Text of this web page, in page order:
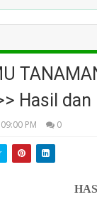
Hasil
PM 0